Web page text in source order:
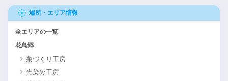
場所・エリア情報
全エリアの一覧
花鳥郷
巣づくり工房
光染め工房